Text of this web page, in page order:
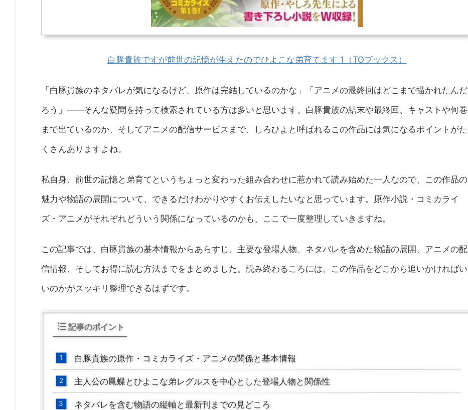
白豚貴族ですが前世の記憶が生えたのでひよこな弟育てます 1（TOブックス）
「白豚貴族のネタバレが気になるけど、原作は完結しているのかな」「アニメの最終回はどこまで描かれたんだ
ろう」——そんな疑問を持って検索されている方は多いと思います。白豚貴族の結末や最終回、キャストや何巻
まで出ているのか、そしてアニメの配信サービスまで、しろひよと呼ばれるこの作品には気になるポイントがた
くさんありますよね。
私自身、前世の記憶と弟育てというちょっと変わった組み合わせに惹かれて読み始めた一人なので、この作品の
魅力や物語の展開について、できるだけわかりやすくお伝えしたいなと思っています。原作小説・コミカライ
ズ・アニメがそれぞれどういう関係になっているのかも、ここで一度整理していきますね。
この記事では、白豚貴族の基本情報からあらすじ、主要な登場人物、ネタバレを含めた物語の展開、アニメの配
信情報、そしてお得に読む方法までをまとめました。読み終わるころには、この作品をどこから追いかければい
いのかがスッキリ整理できるはずです。
記事のポイント
白豚貴族の原作・コミカライズ・アニメの関係と基本情報
主人公の鳳蝶とひよこな弟レグルスを中心とした登場人物と関係性
ネタバレを含む物語の縦軸と最新刊までの見どころ